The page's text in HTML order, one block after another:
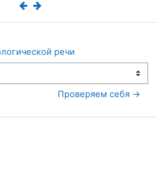
речи
Проверяем себя →